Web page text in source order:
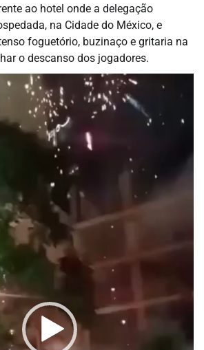
ao hotel onde a delegação
na Cidade do México, e
foguetório, buzinaço e gritaria na
o descanso dos jogadores.